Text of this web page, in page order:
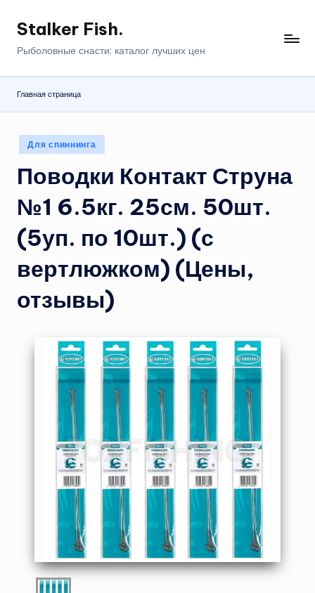
Перейти
Stalker Fish.
Рыболовные снасти: каталог лучших цен
Главная страница
Опубликовано
в
Для спиннинга
Поводки Контакт Струна
№1 6.5кг. 25см. 50шт.
(5уп. по 10шт.) (с
вертлюжком) (Цены,
отзывы)